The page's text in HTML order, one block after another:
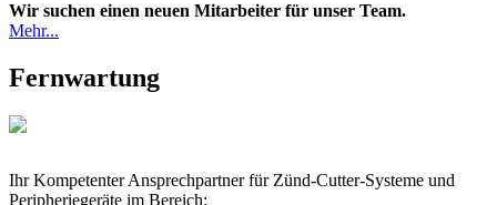
Wir suchen einen neuen Mitarbeiter für unser Team.
Mehr...
Fernwartung
Ihr Kompetenter Ansprechpartner für Zünd-Cutter-Systeme und
Peripheriegeräte im Bereich: